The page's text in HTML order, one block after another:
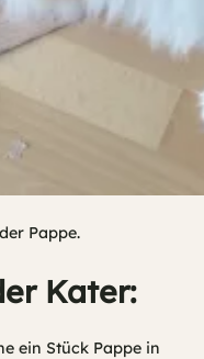
Kater:
ein Stück Pappe in